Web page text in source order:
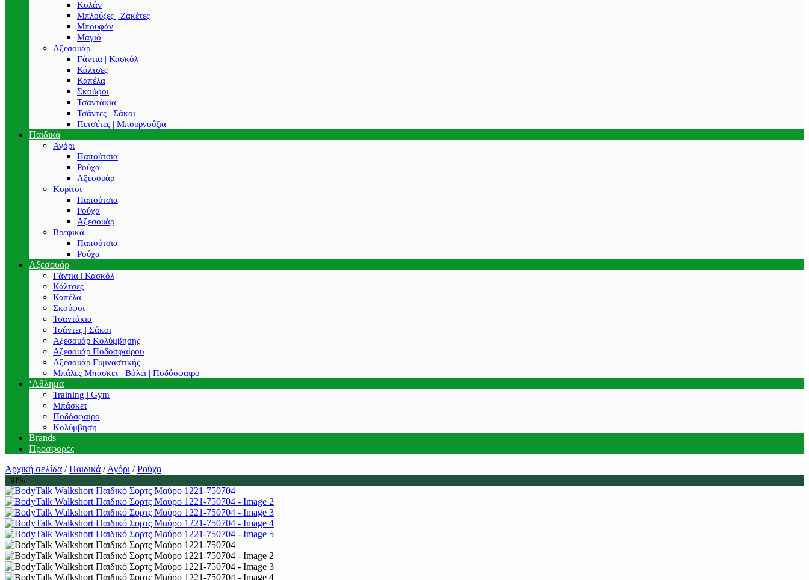
Κολάν
Μπλούζες | Ζακέτες
Μπουφάν
Μαγιό
Αξεσουάρ
Γάντια | Κασκόλ
Κάλτσες
Καπέλα
Σκούφοι
Τσαντάκια
Τσάντες | Σάκοι
Πετσέτες | Μπουρνούζια
Παιδικά
Αγόρι
Παπούτσια
Ρούχα
Αξεσουάρ
Κορίτσι
Παπούτσια
Ρούχα
Αξεσουάρ
Βρεφικά
Παπούτσια
Ρούχα
Αξεσουάρ
Γάντια | Κασκόλ
Κάλτσες
Καπέλα
Σκούφοι
Τσαντάκια
Τσάντες | Σάκοι
Αξεσουάρ Κολύμβησης
Αξεσουάρ Ποδοσφαίρου
Αξεσουάρ Γυμναστικής
Μπάλες Μπασκετ | Βόλεϊ | Ποδόσφαιρο
‘Αθλημα
Training | Gym
Μπάσκετ
Ποδόσφαιρο
Κολύμβηση
Brands
Προσφορές
Αρχική σελίδα / Παιδικά /Αγόρι / Ρούχα
-30%